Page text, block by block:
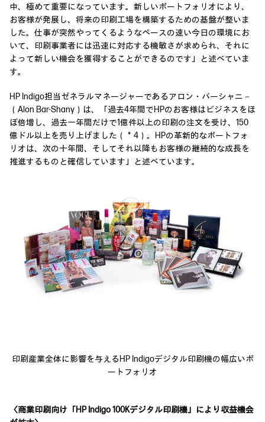
中、極めて重要になっています。新しいポートフォリオにより、
お客様が発展し、将来の印刷工場を構築するための基盤が整いま
した。仕事が突然やってくるようなペースの速い今日の環境にお
いて、印刷事業者には迅速に対応する機敏さが求められ、それに
よって新しい機会を獲得することができるのです」と述べていま
す。
HP Indigo担当ゼネラルマネージャーであるアロン・バーシャニ－
（Alon Bar-Shany）は、「過去4年間でHPのお客様はビジネスをほ
ぼ倍増し、過去一年間だけで1億件以上の印刷の注文を受け、150
億ドル以上を売り上げました（＊4）。HPの革新的なポートフォ
リオは、次の十年間、そしてそれ以降もお客様の継続的な成長を
推進するものと確信しています」と述べています。
印刷産業全体に影響を与えるHP Indigoデジタル印刷機の幅広いポ
ートフォリオ
〈商業印刷向け「HP Indigo 100Kデジタル印刷機」により収益機会